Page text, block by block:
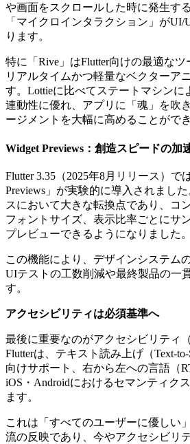
や画面をスクロールした時に発生す
「マイクロインタラクション」が
ります。
特に「Rive」はFlutter向けの最適なツ
リアルタイムかつ軽量なベクターア
す。Lottieに比べてステートマシンに
連動性に優れ、アプリに「魂」を吹
ージメントを大幅に高めることができ
Widget Previews：創造スピードの加
Flutter 3.35（2025年8月リリース）で
Previews」が実験的に導入されまし
スにおいて大きな転換点であり、コ
フォントサイズ、表示比率ごとにサ
プレビューできるようになりました。
この機能により、デザインシステム
UIテストの工数削減や最終製品の一
す。
アクセシビリティは必須基準へ
最後に重要なのがアクセシビリティ（
Flutterは、テキスト読み上げ（Text-
向けサポート、右から左への言語（
iOS・Androidにおけるセマンティク
ます。
これは「すべてのユーザーに優しい
流の反映であり、今やアクセシビリ